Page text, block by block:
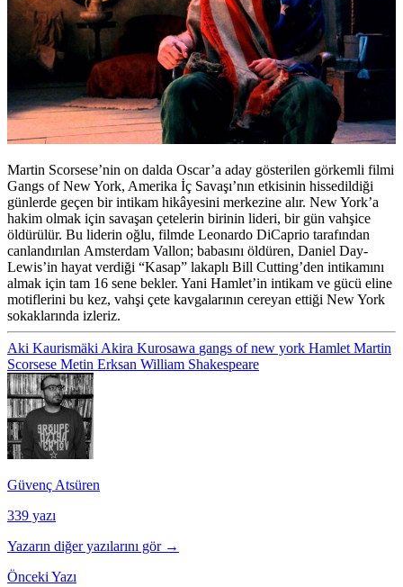
Martin Scorsese’nin on dalda Oscar’a aday gösterilen görkemli filmi
Gangs of New York, Amerika İç Savaşı’nın etkisinin hissedildiği
günlerde geçen bir intikam hikâyesini merkezine alır. New York’a
hakim olmak için savaşan çetelerin birinin lideri, bir gün vahşice
öldürülür. Bu liderin oğlu, filmde Leonardo DiCaprio tarafından
canlandırılan Amsterdam Vallon; babasını öldüren, Daniel Day-
Lewis’in hayat verdiği “Kasap” lakaplı Bill Cutting’den intikamını
almak için tam 16 sene bekler. Yani Hamlet’in intikam ve gücü eline
motiflerini bu kez, vahşi çete kavgalarının cereyan ettiği New York
sokaklarında izleriz.
Aki Kaurismäki Akira Kurosawa gangs of new york Hamlet Martin
Scorsese Metin Erksan William Shakespeare
Güvenç Atsüren
339 yazı
Yazarın diğer yazılarını gör →
Önceki Yazı